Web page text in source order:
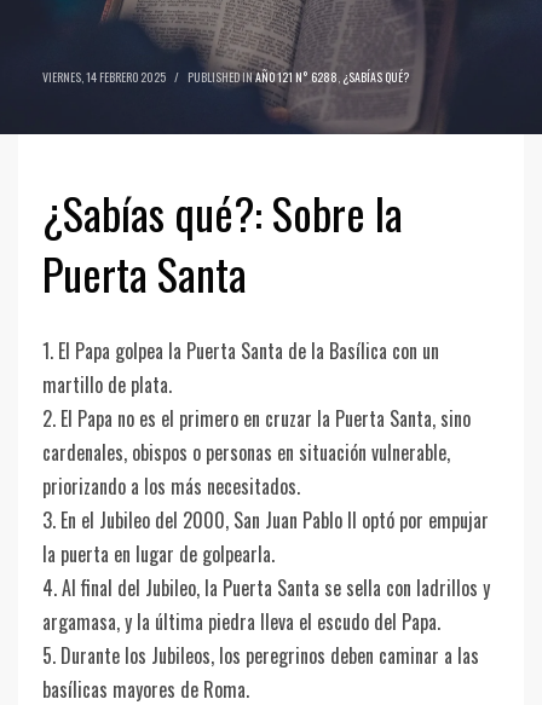
VIERNES, 14 FEBRERO 2025 / PUBLISHED INAÑO 121 N° 6288 ¿SABÍAS QUÉ?
¿Sabías qué?: Sobre la
Puerta Santa
1. El Papa golpea la Puerta Santa de la Basílica con un
martillo de plata.
2. El Papa no es el primero en cruzar la Puerta Santa, sino
cardenales, obispos o personas en situación vulnerable,
priorizando a los más necesitados.
3. En el Jubileo del 2000, San Juan Pablo II optó por empujar
la puerta en lugar de golpearla.
4. Al final del Jubileo, la Puerta Santa se sella con ladrillos y
argamasa, y la última piedra lleva el escudo del Papa.
5. Durante los Jubileos, los peregrinos deben caminar a las
basílicas mayores de Roma.